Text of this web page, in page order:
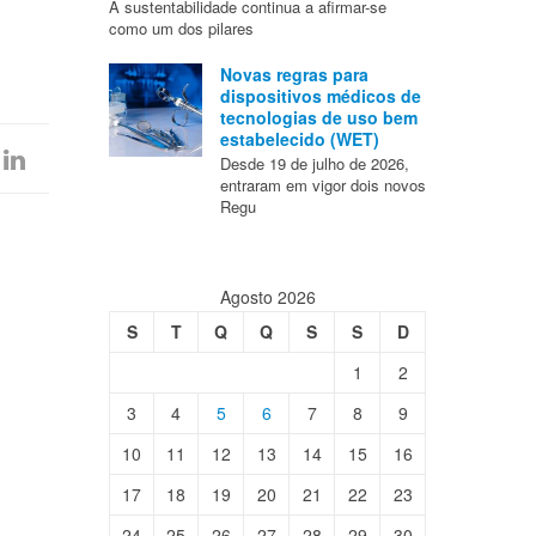
A sustentabilidade continua a afirmar-se
como um dos pilares
Novas regras para
dispositivos médicos de
tecnologias de uso bem
estabelecido (WET)
Desde 19 de julho de 2026,
entraram em vigor dois novos
Regu
Agosto 2026
S
T Q Q S S
D
1
2
3
4 5 6 7 8
9
10
11 12 13 14 15
16
17
18 19 20 21 22
23